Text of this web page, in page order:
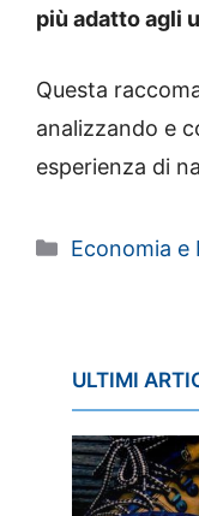
più adatto agli
Questa
analizzando e
esperienza di
Categorie
Economia e
ULTIMI